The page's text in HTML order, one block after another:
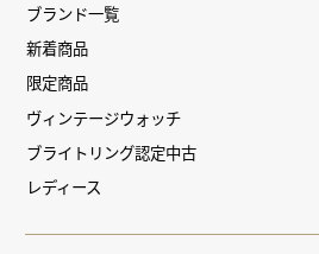
ブランド一覧
新着商品
限定商品
ヴィンテージウォッチ
ブライトリング認定中古
レディース